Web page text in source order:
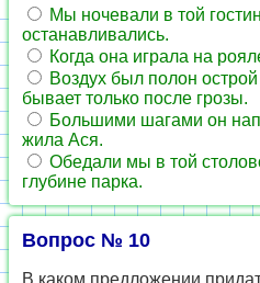
Мы ночевали в той
останавливались.
Когда она играла на
Воздух был полон
бывает только после грозы.
Большими шагами он
жила Ася.
Обедали мы в той
глубине парка.
Вопрос № 10
В каком предложении